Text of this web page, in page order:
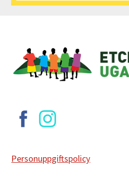
Footer
Personuppgiftspolicy